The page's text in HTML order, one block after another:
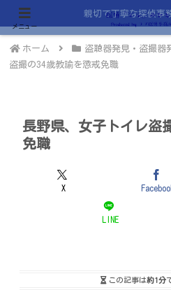
親切で丁寧な探偵事
ホーム 盗聴器発見・盗撮器
盗撮の34歳教諭を懲戒免職
長野県、女子トイレ盗
免職
X
LINE
この記事は約1分
メニュー